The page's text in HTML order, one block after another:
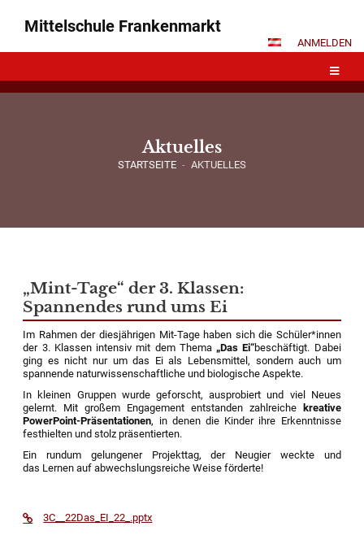
Mittelschule Frankenmarkt
ANMELDEN
Aktuelles
STARTSEITE - AKTUELLES
„Mint-Tage“ der 3. Klassen:
Spannendes rund ums Ei
Im Rahmen der diesjährigen Mit-Tage haben sich die Schüler*innen
der 3. Klassen intensiv mit dem Thema „Das Ei“beschäftigt. Dabei
ging es nicht nur um das Ei als Lebensmittel, sondern auch um
spannende naturwissenschaftliche und biologische Aspekte.
In kleinen Gruppen wurde geforscht, ausprobiert und viel Neues
gelernt. Mit großem Engagement entstanden zahlreiche
kreative
PowerPoint-Präsentationen, in denen die Kinder ihre Erkenntnisse
festhielten und stolz präsentierten.
Ein rundum gelungener Projekttag, der Neugier weckte und
das Lernen auf abwechslungsreiche Weise förderte!
3C__22Das_EI_22_.pptx